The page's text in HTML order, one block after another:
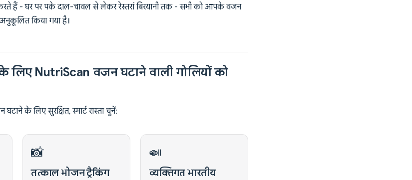
हैं - घर पर पके दाल-चावल से लेकर रेस्तरां बिरयानी तक - सभी को आपके वजन
किया गया है।
लिए NutriScan वजन घटाने वाली गोलियों को
के लिए सुरक्षित, स्मार्ट रास्ता चुनें:
📸
तत्काल भोजन ट्रैकिंग
🍛
व्यक्तिगत भारतीय